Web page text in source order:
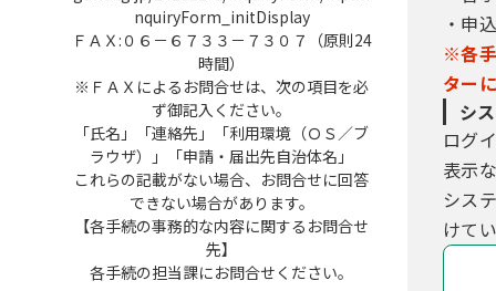
nquiryForm_initDisplay
ＦＡＸ:０６－６７３３－７３０７（原則24
時間）
※ＦＡＸによるお問合せは、次の項目を必
ず御記入ください。
「氏名」「連絡先」「利用環境（ＯＳ／ブ
ラウザ）」「申請・届出先自治体名」
これらの記載がない場合、お問合せに回答
できない場合があります。
【各手続の事務的な内容に関するお問合せ
先】
各手続の担当課にお問合せください。
・申
※各
ター
シ
ログ
表示
シス
けて